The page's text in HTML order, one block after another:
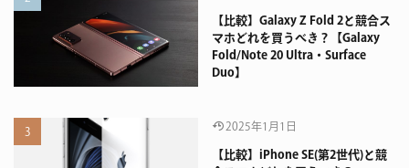
【比較】Galaxy Z Fold 2と競合ス
マホどれを買うべき？【Galaxy
Fold/Note 20 Ultra・Surface
Duo】
2025年1月1日
【比較】iPhone SE(第2世代)と競